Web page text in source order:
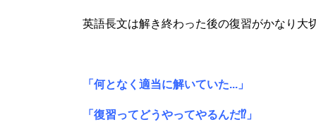
英語長文は解き終わった後の復習がかなり大
「何となく適当に解いていた...」
「復習ってどうやってやるんだ⁉」